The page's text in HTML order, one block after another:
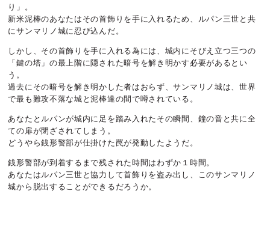
り」。
新米泥棒のあなたはその首飾りを手に入れるため、ルパン三世と共
にサンマリノ城に忍び込んだ。
しかし、その首飾りを手に入れる為には、城内にそびえ立つ三つの
「鍵の塔」の最上階に隠された暗号を解き明かす必要があるとい
う。
過去にその暗号を解き明かした者はおらず、サンマリノ城は、世界
で最も難攻不落な城と泥棒達の間で噂されている。
あなたとルパンが城内に足を踏み入れたその瞬間、鐘の音と共に全
ての扉が閉ざされてしまう。
どうやら銭形警部が仕掛けた罠が発動したようだ。
銭形警部が到着するまで残された時間はわずか１時間。
あなたはルパン三世と協力して首飾りを盗み出し、このサンマリノ
城から脱出することができるだろうか。